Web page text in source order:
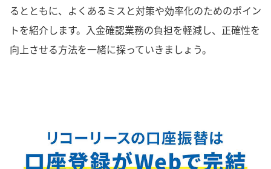
るとともに、よくあるミスと対策や効率化のためのポイン
トを紹介します。入金確認業務の負担を軽減し、正確性を
向上させる方法を一緒に探っていきましょう。